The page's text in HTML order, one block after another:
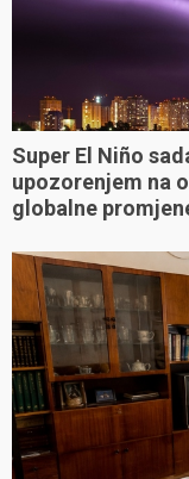
Super El Niño
upozorenjem na
globalne